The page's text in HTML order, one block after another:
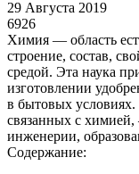
29 Августа 2019
6926
Химия — область
строение, состав,
средой. Эта наука
изготовлении
в бытовых
связанных с химией,
инженерии,
Содержание: